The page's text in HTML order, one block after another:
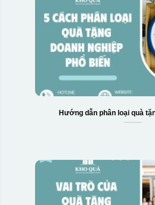
Hộp xi bình giữ nhiệt
Hướng dẫn phân loại quà